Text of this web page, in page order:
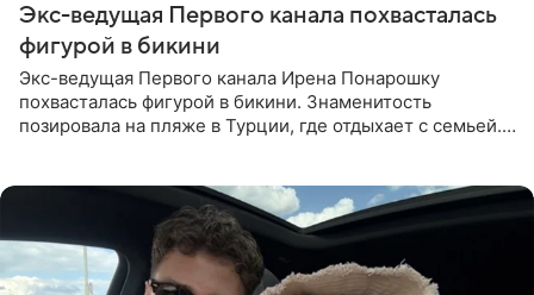
Экс-ведущая Первого канала похвасталась
фигурой в бикини
Экс-ведущая Первого канала Ирена Понарошку
похвасталась фигурой в бикини. Знаменитость
позировала на пляже в Турции, где отдыхает с семьей.